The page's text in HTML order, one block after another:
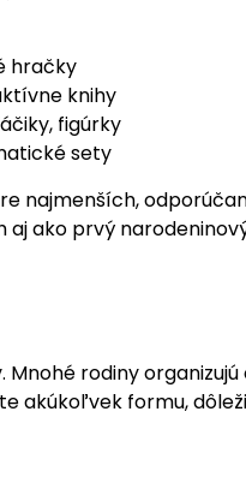
hračky
knihy
figúrky
sety
najmenších,
ako prvý
rodiny organizujú
akúkoľvek formu,